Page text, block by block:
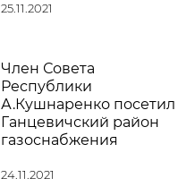
25.11.2021
Член Совета
Республики
А.Кушнаренко посетил
Ганцевичский район
газоснабжения
24.11.2021